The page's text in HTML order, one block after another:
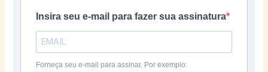
Insira seu e-mail para fazer sua assinatura
Forneça seu e-mail para assinar. Por exemplo: